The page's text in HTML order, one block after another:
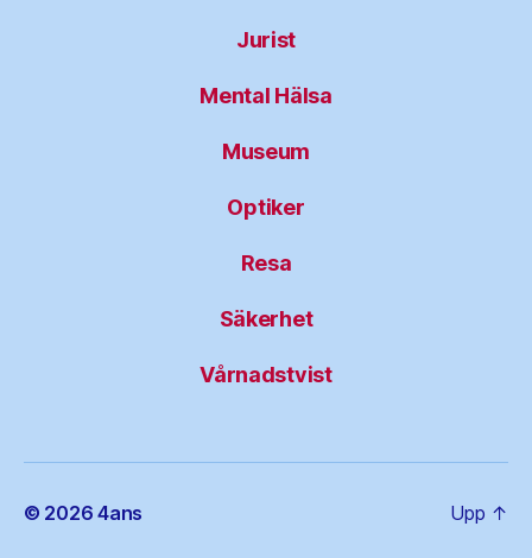
Jurist
Mental Hälsa
Museum
Optiker
Resa
Säkerhet
Vårnadstvist
© 20264ans Upp ↑